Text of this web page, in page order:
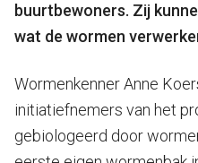
buurtbewoners. Zij
wat de wormen
Wormenkenner Anne
initiatiefnemers van het
gebiologeerd door